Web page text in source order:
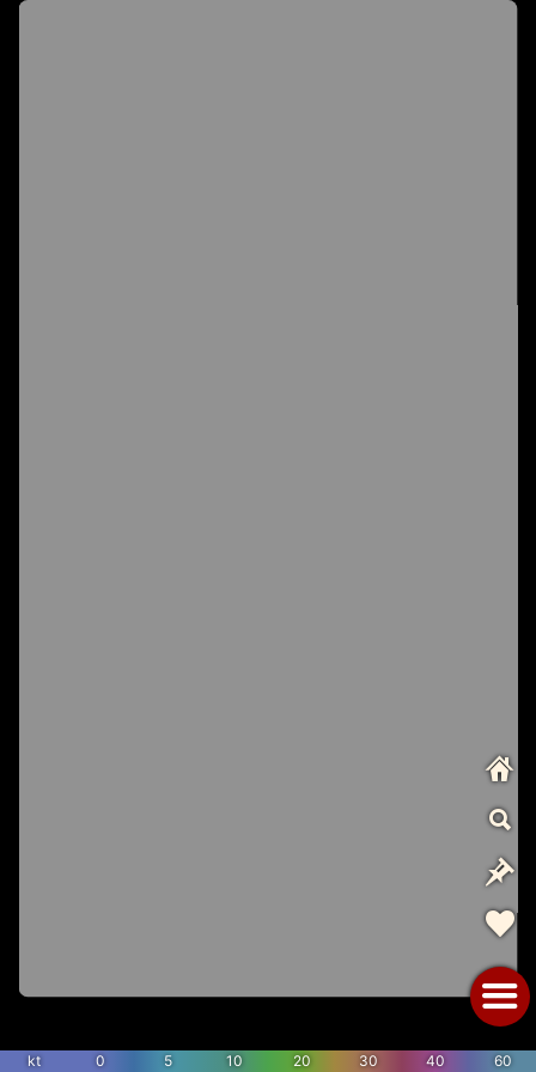
kt 0 5 10 20 30 40 60